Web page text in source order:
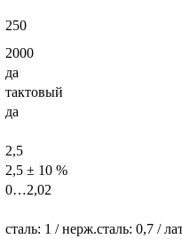
250
2000
да
тактовый
да
2,5
2,5 ± 10 %
0…2,02
сталь: 1 / нерж.сталь: 0,7 /